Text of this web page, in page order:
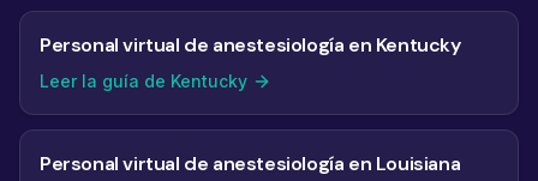
Personal virtual de anestesiología en Kentucky
Leer la guía de Kentucky
Personal virtual de anestesiología en Louisiana